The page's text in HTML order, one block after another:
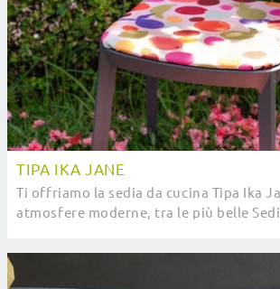
TIPA IKA JANE
Ti offriamo la sedia da cucina Tipa Ika
atmosfere moderne, tra le più belle